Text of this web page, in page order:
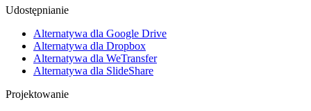
Udostępnianie
Alternatywa dla Google Drive
Alternatywa dla Dropbox
Alternatywa dla WeTransfer
Alternatywa dla SlideShare
Projektowanie